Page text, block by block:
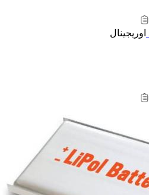
اوریجینال